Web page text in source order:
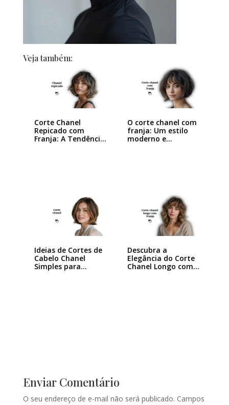
Veja também:
Corte Chanel
Repicado com
Franja: A Tendência
O corte chanel com
franja: Um estilo
moderno e…
Ideias de Cortes de
Cabelo Chanel
Simples para…
Descubra a
Elegância do Corte
Chanel Longo com…
Enviar Comentário
O seu endereço de e-mail não será publicado. Campos